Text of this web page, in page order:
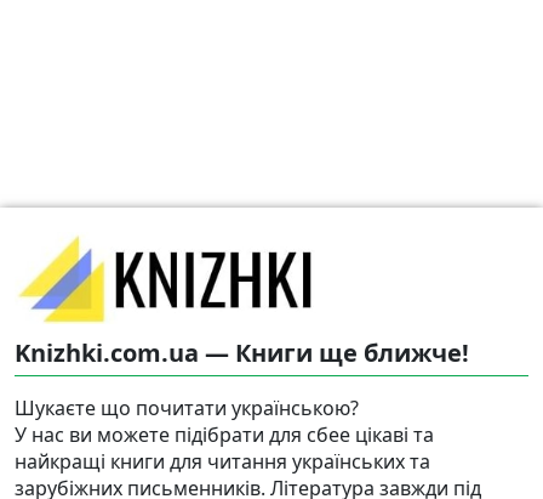
Knizhki.com.ua — Книги ще ближче!
Шукаєте що почитати українською?
У нас ви можете підібрати для сбее цікаві та
найкращі книги для читання українських та
зарубіжних письменників. Література завжди під